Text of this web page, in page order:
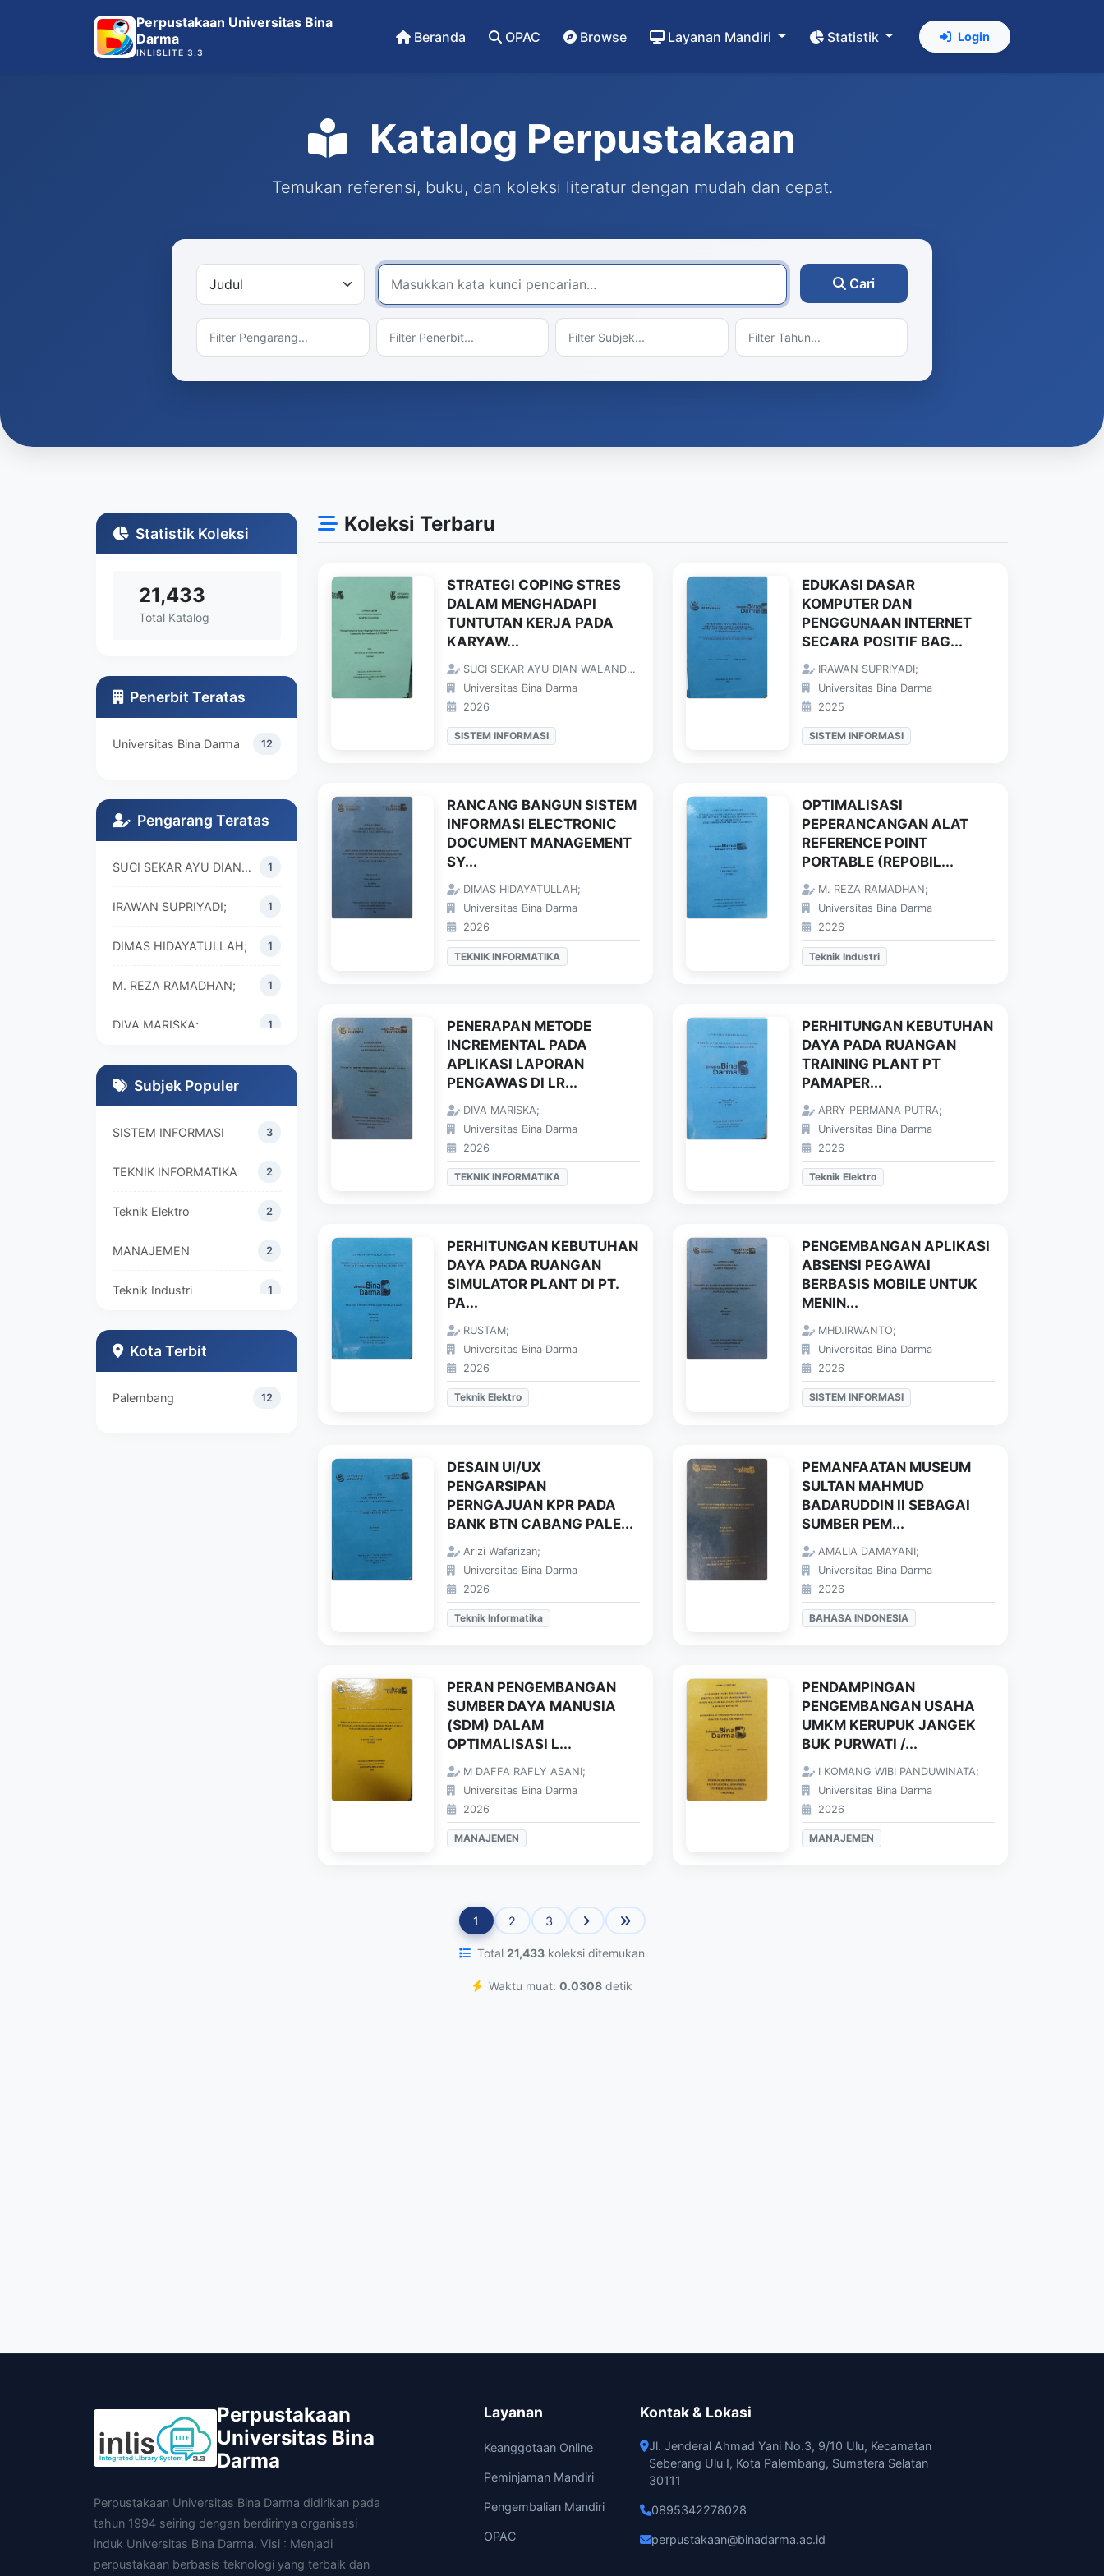
Perpustakaan Universitas Bina
Darma
INLISLITE 3.3
Beranda OPAC Browse Layanan Mandiri Statistik Login
Katalog Perpustakaan
Temukan referensi, buku, dan koleksi literatur dengan mudah dan cepat.
Cari
Statistik Koleksi
21,433
Total Katalog
Penerbit Teratas
Universitas Bina Darma 12
Pengarang Teratas
SUCI SEKAR AYU DIAN WALANDARI; 1
IRAWAN SUPRIYADI; 1
DIMAS HIDAYATULLAH; 1
M. REZA RAMADHAN; 1
DIVA MARISKA; 1
Subjek Populer
SISTEM INFORMASI 3
TEKNIK INFORMATIKA 2
Teknik Elektro 2
MANAJEMEN 2
Teknik Industri 1
Kota Terbit
Palembang 12
Koleksi Terbaru
STRATEGI COPING STRES
DALAM MENGHADAPI
TUNTUTAN KERJA PADA
KARYAW...
SUCI SEKAR AYU DIAN WALANDARI;
Universitas Bina Darma
2026
SISTEM INFORMASI
EDUKASI DASAR
KOMPUTER DAN
PENGGUNAAN INTERNET
SECARA POSITIF BAG...
IRAWAN SUPRIYADI;
Universitas Bina Darma
2025
SISTEM INFORMASI
RANCANG BANGUN SISTEM
INFORMASI ELECTRONIC
DOCUMENT MANAGEMENT
SY...
DIMAS HIDAYATULLAH;
Universitas Bina Darma
2026
TEKNIK INFORMATIKA
OPTIMALISASI
PEPERANCANGAN ALAT
REFERENCE POINT
PORTABLE (REPOBIL...
M. REZA RAMADHAN;
Universitas Bina Darma
2026
Teknik Industri
PENERAPAN METODE
INCREMENTAL PADA
APLIKASI LAPORAN
PENGAWAS DI LR...
DIVA MARISKA;
Universitas Bina Darma
2026
TEKNIK INFORMATIKA
PERHITUNGAN KEBUTUHAN
DAYA PADA RUANGAN
TRAINING PLANT PT
PAMAPER...
ARRY PERMANA PUTRA;
Universitas Bina Darma
2026
Teknik Elektro
PERHITUNGAN KEBUTUHAN
DAYA PADA RUANGAN
SIMULATOR PLANT DI PT.
PA...
RUSTAM;
Universitas Bina Darma
2026
Teknik Elektro
PENGEMBANGAN APLIKASI
ABSENSI PEGAWAI
BERBASIS MOBILE UNTUK
MENIN...
MHD.IRWANTO;
Universitas Bina Darma
2026
SISTEM INFORMASI
DESAIN UI/UX
PENGARSIPAN
PERNGAJUAN KPR PADA
BANK BTN CABANG PALE...
Arizi Wafarizan;
Universitas Bina Darma
2026
Teknik Informatika
PEMANFAATAN MUSEUM
SULTAN MAHMUD
BADARUDDIN II SEBAGAI
SUMBER PEM...
AMALIA DAMAYANI;
Universitas Bina Darma
2026
BAHASA INDONESIA
PERAN PENGEMBANGAN
SUMBER DAYA MANUSIA
(SDM) DALAM
OPTIMALISASI L...
M DAFFA RAFLY ASANI;
Universitas Bina Darma
2026
MANAJEMEN
PENDAMPINGAN
PENGEMBANGAN USAHA
UMKM KERUPUK JANGEK
BUK PURWATI /...
I KOMANG WIBI PANDUWINATA;
Universitas Bina Darma
2026
MANAJEMEN
1 2 3
Total 21,433 koleksi ditemukan
Waktu muat: 0.0308detik
Perpustakaan
Universitas Bina
Darma
Perpustakaan Universitas Bina Darma didirikan pada
tahun 1994 seiring dengan berdirinya organisasi
induk Universitas Bina Darma. Visi : Menjadi
perpustakaan berbasis teknologi yang terbaik dan
Layanan
Keanggotaan Online
Peminjaman Mandiri
Pengembalian Mandiri
OPAC
Kontak & Lokasi
Jl. Jenderal Ahmad Yani No.3, 9/10 Ulu, Kecamatan
Seberang Ulu I, Kota Palembang, Sumatera Selatan
30111
0895342278028
perpustakaan@binadarma.ac.id